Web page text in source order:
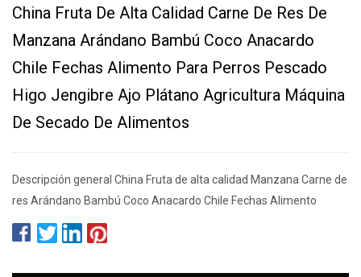
China Fruta De Alta Calidad Carne De Res De
Manzana Arándano Bambú Coco Anacardo
Chile Fechas Alimento Para Perros Pescado
Higo Jengibre Ajo Plátano Agricultura Máquina
De Secado De Alimentos
Descripción general China Fruta de alta calidad Manzana Carne de
res Arándano Bambú Coco Anacardo Chile Fechas Alimento